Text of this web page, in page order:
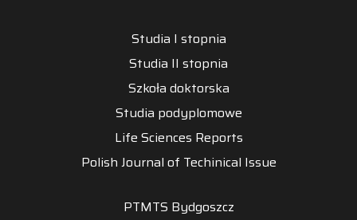
Studia I stopnia
Studia II stopnia
Szkoła doktorska
Studia podyplomowe
Life Sciences Reports
Polish Journal of Techinical Issue
PTMTS Bydgoszcz